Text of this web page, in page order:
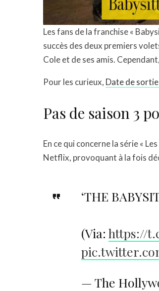
Les fans de la franchise «
succès des deux premiers
Cole et de ses amis.
Pour les curieux, Date de
Pas de saison 3
En ce qui concerne la série «
Netflix, provoquant à la fois
‘THE
(Via: https://
— The